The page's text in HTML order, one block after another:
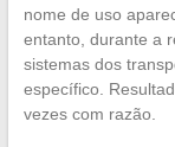
nome de uso
entanto, durante a
sistemas dos
específico.
vezes com razão.